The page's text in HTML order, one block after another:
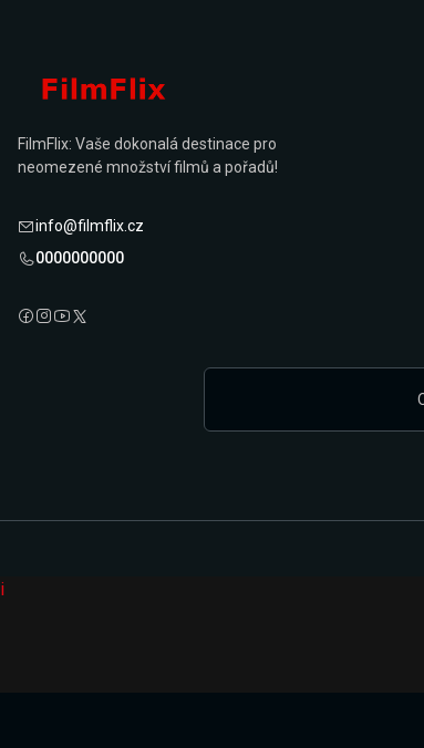
FilmFlix: Vaše dokonalá destinace pro
neomezené množství filmů a pořadů!
info@filmflix.cz
0000000000
i